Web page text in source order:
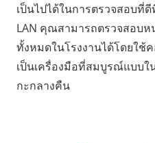
เป็นไปได้ในการตรวจสอบที่
LAN คุณสามารถตรวจสอบห
ทั้งหมดในโรงงานได้โดยใช้ค
เป็นเครื่องมือที่สมบูรณ์แบบใ
กะกลางคืน